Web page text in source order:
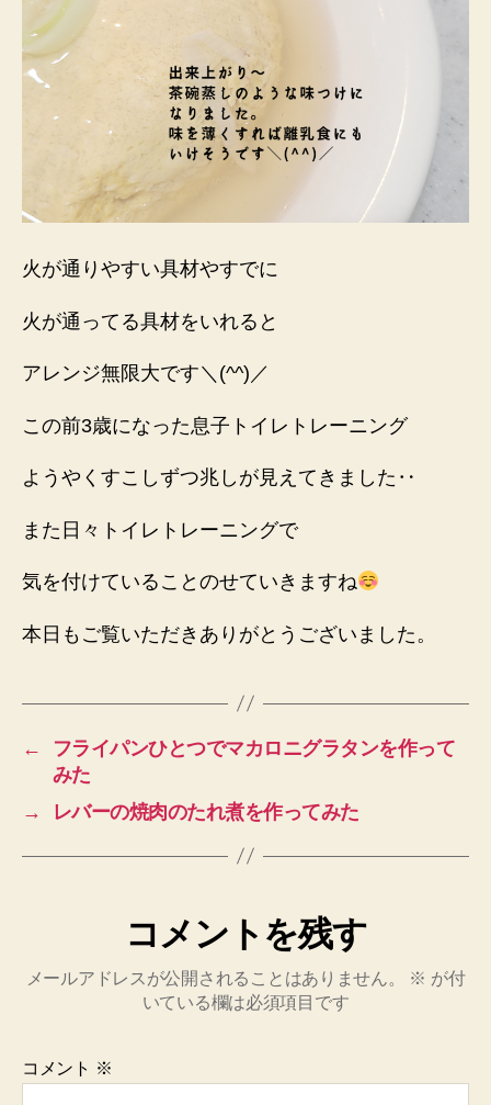
火が通りやすい具材やすでに
火が通ってる具材をいれると
アレンジ無限大です＼(^^)／
この前3歳になった息子トイレトレーニング
ようやくすこしずつ兆しが見えてきました‥
また日々トイレトレーニングで
気を付けていることのせていきますね
本日もご覧いただきありがとうございました。
←
フライパンひとつでマカロニグラタンを作って
みた
→
レバーの焼肉のたれ煮を作ってみた
コメントを残す
メールアドレスが公開されることはありません。 ※ が付
いている欄は必須項目です
コメント ※